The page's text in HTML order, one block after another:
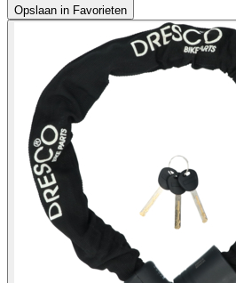
Opslaan in Favorieten